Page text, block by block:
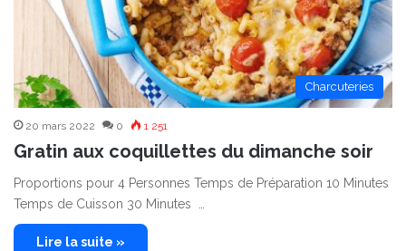
Charcuteries
20 mars 2022 0 1 251
Gratin aux coquillettes du dimanche soir
Proportions pour 4 Personnes Temps de Préparation 10 Minutes
Temps de Cuisson 30 Minutes …
Lire la suite »